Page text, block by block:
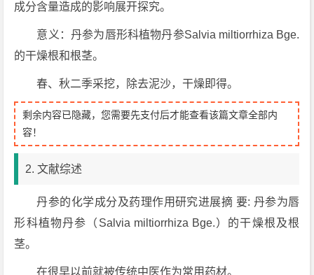
成分含量造成的影响展开探究。
意义：丹参为唇形科植物丹参Salvia miltiorrhiza Bge.
的干燥根和根茎。
春、秋二季采挖，除去泥沙，干燥即得。
剩余内容已隐藏，您需要先支付后才能查看该篇文章全部内
容！
2. 文献综述
丹参的化学成分及药理作用研究进展摘 要: 丹参为唇
形科植物丹参（Salvia miltiorrhiza Bge.）的干燥根及根
茎。
在很早以前就被传统中医作为常用药材。